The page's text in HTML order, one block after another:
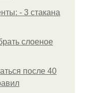
- 3 стакана
слоеное
после 40